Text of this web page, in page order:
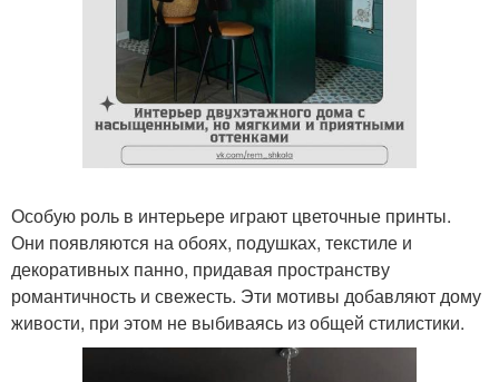
Особую роль в интерьере играют цветочные принты.
Они появляются на обоях, подушках, текстиле и
декоративных панно, придавая пространству
романтичность и свежесть. Эти мотивы добавляют дому
живости, при этом не выбиваясь из общей стилистики.